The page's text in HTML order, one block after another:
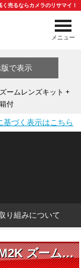
売るならカメラのリサマイ！
メニュー
版で表示
ームレンズキット +
付
基づく表示はこちら
り組みについて
SONY ソニー α7Ⅱ ILCE-7M2K ズームレンズキット + VG-C2EM バッテリーグリップ ミラーレス一眼カメラ 元箱付